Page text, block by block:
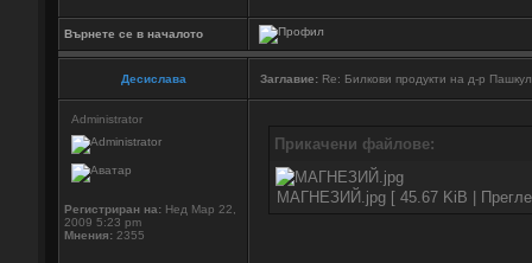
Върнете се в началото
Десислава Заглавие: Re: Билкови продукти на д-р
Administrator
Регистриран на: Нед Мар 22,
2009 5:23 pm
Мнения: 2355
Прикачени файлове:
МАГНЕЗИЙ.jpg [ 45.67 KiB |